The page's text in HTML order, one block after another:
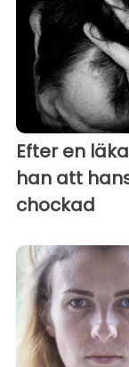
Efter en
han att
chockad